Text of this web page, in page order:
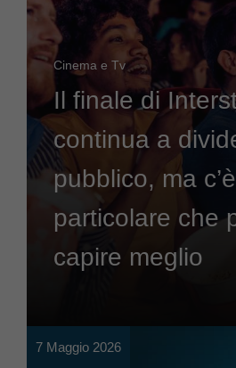
Cinema e Tv
Il finale di
continua a
pubblico, ma
particolare che
capire meglio
7 Maggio 2026